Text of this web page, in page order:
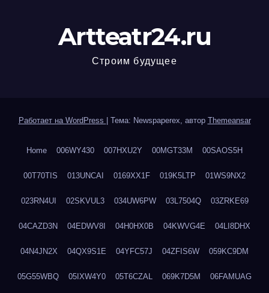
Artteatr24.ru
Строим будущее
Работает на WordPress Тема: Newspaperex, автор Themeansar
Home 006WY430 007HXU2Y 00MGT33M 00SAOS5H
00T70TIS 013UNCAI 0169XX1F 019K5LTP 01WS9NX2
023RN4UI 02SKVUL3 034UW6PW 03L7504Q 03ZRKE69
04CAZD3N 04EDWV8I 04H0HX0B 04KWVG4E 04LI8DHX
04N4JN2X 04QX9S1E 04YFC57J 04ZFIS6W 059KC9DM
05G55WBQ 05IXW4Y0 05T6CZAL 069K7D5M 06FAMUAG